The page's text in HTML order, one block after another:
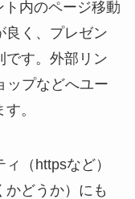
内のページ移動
良く、プレゼン
です。外部リン
ップなどへユー
。
（httpsなど）
どうか）にも